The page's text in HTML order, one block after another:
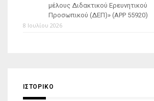
μέλους Διδακτικού Ερευνητικού
Προσωπικού (ΔΕΠ)» (APP 55920)
8 Ιουλίου 2026
ΙΣΤΟΡΙΚΌ